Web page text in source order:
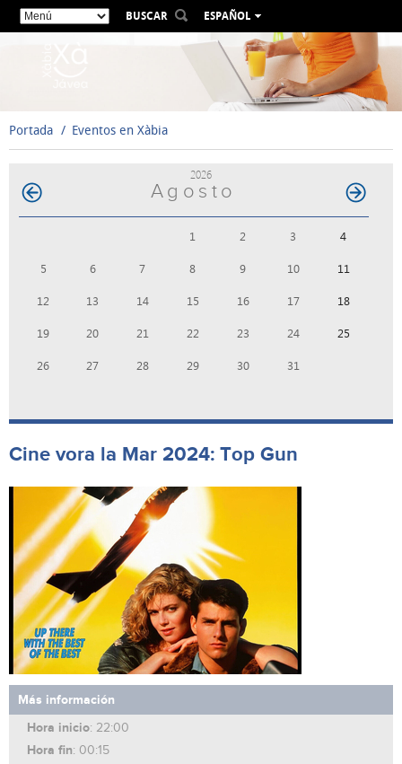
BUSCAR
ESPAÑOL
VALENCIÀ
ENGLISH
FRANÇAIS
Portada Eventos en Xàbia
2026
Agosto
1 2 3 4
5 6 7 8 9 10 11
12 13 14 15 16 17 18
19 20 21 22 23 24 25
26 27 28 29 30 31
Cine vora la Mar 2024: Top Gun
Más información
Hora inicio: 22:00
Hora fin: 00:15